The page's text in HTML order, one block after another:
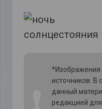
*Изображения
источников. В
данный
редакцией